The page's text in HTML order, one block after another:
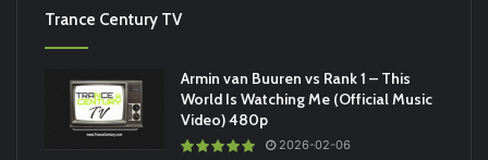
Trance Century TV
Armin van Buuren vs Rank 1 – This
World Is Watching Me (Official Music
Video) 480p
2026-02-06